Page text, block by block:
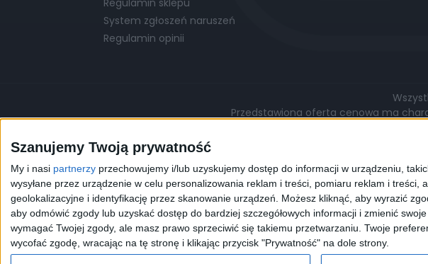
Szanujemy Twoją prywatność
My i nasi partnerzy przechowujemy i/lub uzyskujemy dostęp do informacji w urządzeniu,
wysyłane przez urządzenie w celu personalizowania reklam i treści, pomiaru reklam i treści,
geolokalizacyjne i identyfikację przez skanowanie urządzeń. Możesz kliknąć, aby wyrazić
aby odmówić zgody lub uzyskać dostęp do bardziej szczegółowych informacji i zmienić
wymagać Twojej zgody, ale masz prawo sprzeciwić się takiemu przetwarzaniu. Twoje
wycofać zgodę, wracając na tę stronę i klikając przycisk "Prywatność" na dole strony.
System zgłoszeń naruszeń
Regulamin opinii
Przedstawiona oferta cenowa ma
© 2026 EVP© Polityka prywatności
Korzystając z naszej przeglądarki wyrażają
celów statystycznych. W programie służącym